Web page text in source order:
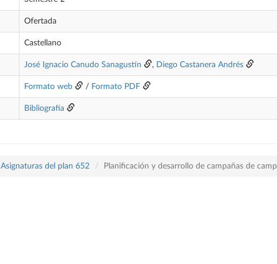
Ofertada
Castellano
José Ignacio Canudo Sanagustín , Diego Castanera Andrés
Formato web / Formato PDF
Bibliografía
Asignaturas del plan 652 Planificación y desarrollo de campañas de